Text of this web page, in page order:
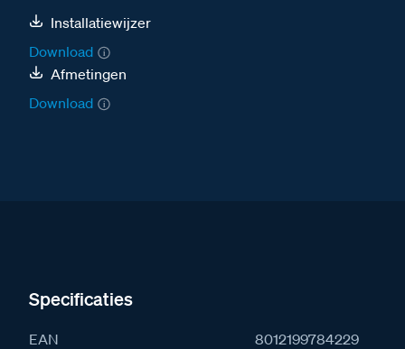
Installatiewijzer
Download
Afmetingen
Download
Specificaties
EAN
8012199784229